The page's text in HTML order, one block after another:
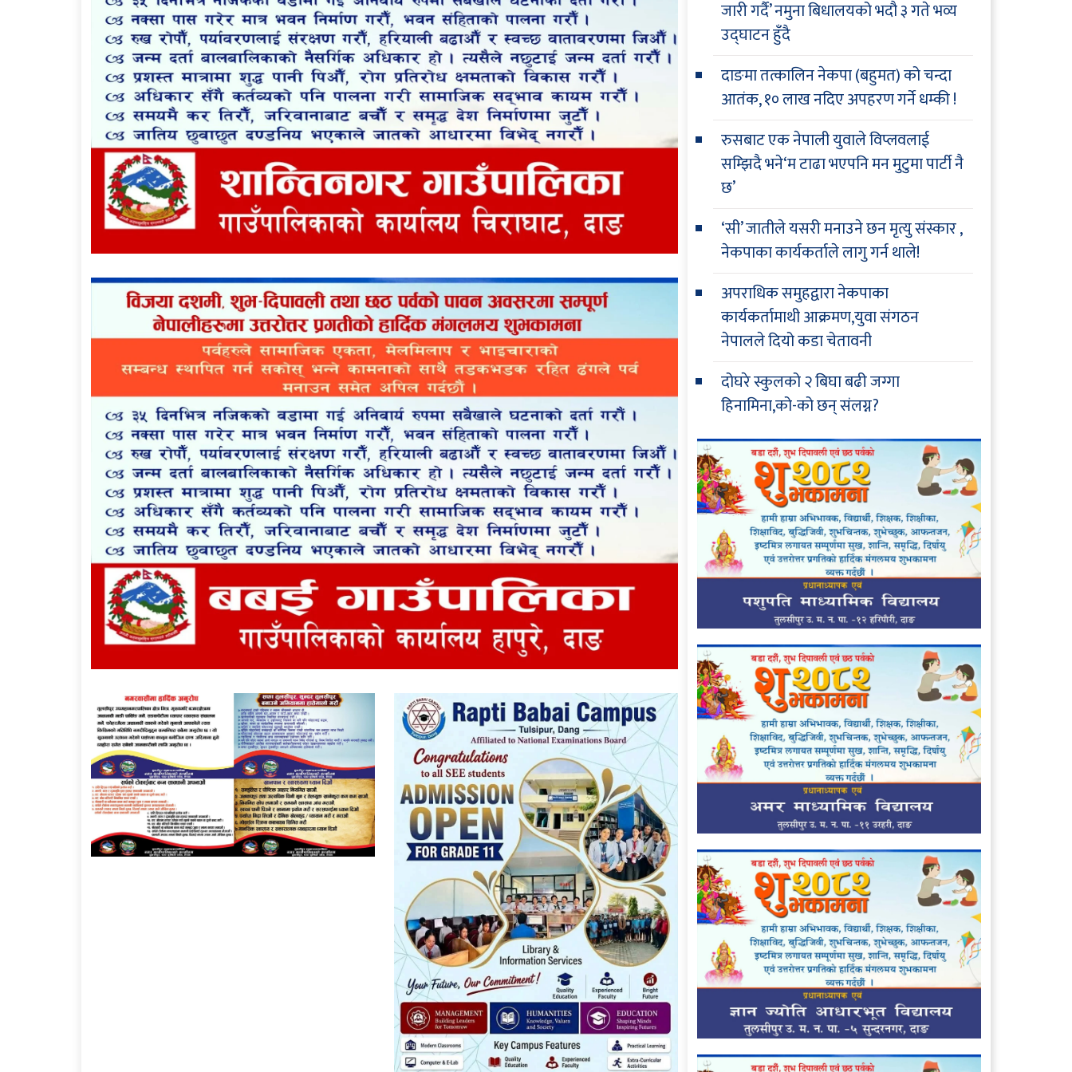
जारी गर्दै’ नमुना बिधालयको भदौ ३ गते भव्य
उद्घाटन हुँदै
दाङमा तत्कालिन नेकपा (बहुमत) को चन्दा
आतंक, १० लाख नदिए अपहरण गर्ने धम्की !
रुसबाट एक नेपाली युवाले विप्लवलाई
सम्झिदै भने‘म टाढा भएपनि मन मुटुमा पार्टी नै
छ’
‘सी’ जातीले यसरी मनाउने छन मृत्यु संस्कार ,
नेकपाका कार्यकर्ताले लागु गर्न थाले!
अपराधिक समुहद्वारा नेकपाका
कार्यकर्तामाथी आक्रमण,युवा संगठन
नेपालले दियो कडा चेतावनी
दोघरे स्कुलको २ बिघा बढी जग्गा
हिनामिना,को-को छन् संलग्न?